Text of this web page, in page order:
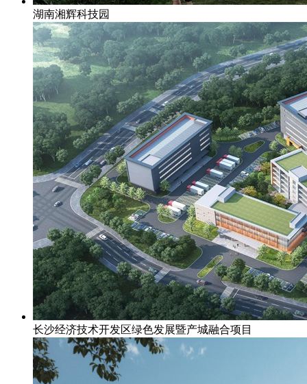
湖南湘辉科技园
长沙经济技术开发区绿色发展暨产城融合项目